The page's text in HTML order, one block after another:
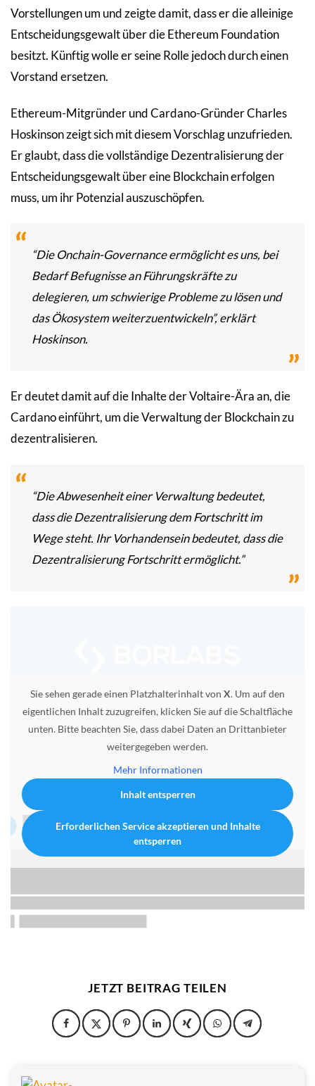
Vorstellungen um und zeigte damit, dass er die alleinige
Entscheidungsgewalt über die Ethereum Foundation
besitzt. Künftig wolle er seine Rolle jedoch durch einen
Vorstand ersetzen.
Ethereum-Mitgründer und Cardano-Gründer Charles
Hoskinson zeigt sich mit diesem Vorschlag unzufrieden.
Er glaubt, dass die vollständige Dezentralisierung der
Entscheidungsgewalt über eine Blockchain erfolgen
muss, um ihr Potenzial auszuschöpfen.
“Die Onchain-Governance ermöglicht es uns, bei
Bedarf Befugnisse an Führungskräfte zu
delegieren, um schwierige Probleme zu lösen und
das Ökosystem weiterzuentwickeln”, erklärt
Hoskinson.
Er deutet damit auf die Inhalte der Voltaire-Ära an, die
Cardano einführt, um die Verwaltung der Blockchain zu
dezentralisieren.
“Die Abwesenheit einer Verwaltung bedeutet,
dass die Dezentralisierung dem Fortschritt im
Wege steht. Ihr Vorhandensein bedeutet, dass die
Dezentralisierung Fortschritt ermöglicht.”
Sie sehen gerade einen Platzhalterinhalt von X. Um auf den
eigentlichen Inhalt zuzugreifen, klicken Sie auf die Schaltfläche
unten. Bitte beachten Sie, dass dabei Daten an Drittanbieter
weitergegeben werden.
Mehr Informationen
Inhalt entsperren
Erforderlichen Service akzeptieren und Inhalte
entsperren
JETZT BEITRAG TEILEN